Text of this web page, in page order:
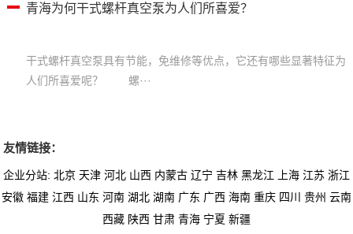
青海为何干式螺杆真空泵为人们所喜爱？
干式螺杆真空泵具有节能，免维修等优点，它还有哪些显著特征为
人们所喜爱呢？ 螺···
友情链接：
企业分站: 北京 天津 河北 山西 内蒙古 辽宁 吉林 黑龙江 上海 江苏 浙江
安徽 福建 江西 山东 河南 湖北 湖南 广东 广西 海南 重庆 四川 贵州 云南
西藏 陕西 甘肃 青海 宁夏 新疆